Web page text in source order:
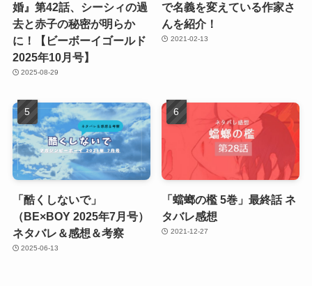
婚』第42話、シーシィの過
去と赤子の秘密が明らか
に！【ビーボーイゴールド
2025年10月号】
2025-08-29
で名義を変えている作家さ
んを紹介！
2021-02-13
「酷くしないで」
（BE×BOY 2025年7月号）
ネタバレ＆感想＆考察
2025-06-13
「蟷螂の檻 5巻」最終話 ネ
タバレ感想
2021-12-27